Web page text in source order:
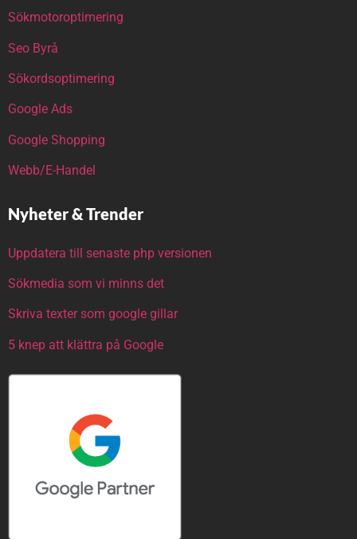
Sökmotoroptimering
Seo Byrå
Sökordsoptimering
Google Ads
Google Shopping
Webb/E-Handel
Nyheter & Trender
Uppdatera till senaste php versionen
Sökmedia som vi minns det
Skriva texter som google gillar
5 knep att klättra på Google